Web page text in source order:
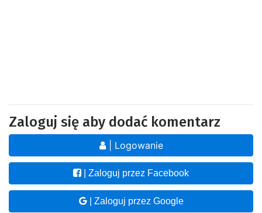
Zaloguj się aby dodać komentarz
| Logowanie
| Zaloguj przez Facebook
| Zaloguj przez Google